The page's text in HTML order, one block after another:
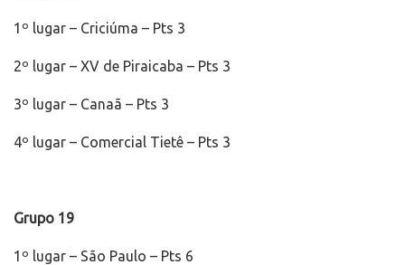
1º lugar – Criciúma – Pts 3
2º lugar – XV de Piraicaba – Pts 3
3º lugar – Canaã – Pts 3
4º lugar – Comercial Tietê – Pts 3
Grupo 19
1º lugar – São Paulo – Pts 6